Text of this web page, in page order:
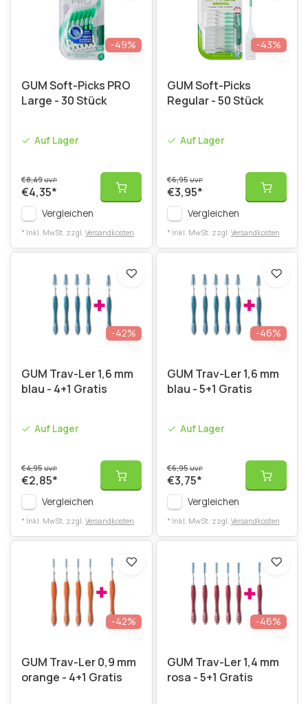
-49%
GUM Soft-Picks PRO
Large - 30 Stück
Auf Lager
€8,49UVP
€4,35*
Vergleichen
* Inkl. MwSt. zzgl. Versandkosten
-43%
GUM Soft-Picks
Regular - 50 Stück
Auf Lager
€6,95UVP
€3,95*
Vergleichen
* Inkl. MwSt. zzgl. Versandkosten
-42%
GUM Trav-Ler 1,6 mm
blau - 4+1 Gratis
Auf Lager
€4,95UVP
€2,85*
Vergleichen
* Inkl. MwSt. zzgl. Versandkosten
-46%
GUM Trav-Ler 1,6 mm
blau - 5+1 Gratis
Auf Lager
€6,95UVP
€3,75*
Vergleichen
* Inkl. MwSt. zzgl. Versandkosten
-42%
GUM Trav-Ler 0,9 mm
orange - 4+1 Gratis
-46%
GUM Trav-Ler 1,4 mm
rosa - 5+1 Gratis